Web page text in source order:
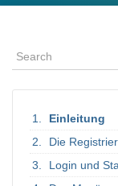
Einleitung
Die
Login und